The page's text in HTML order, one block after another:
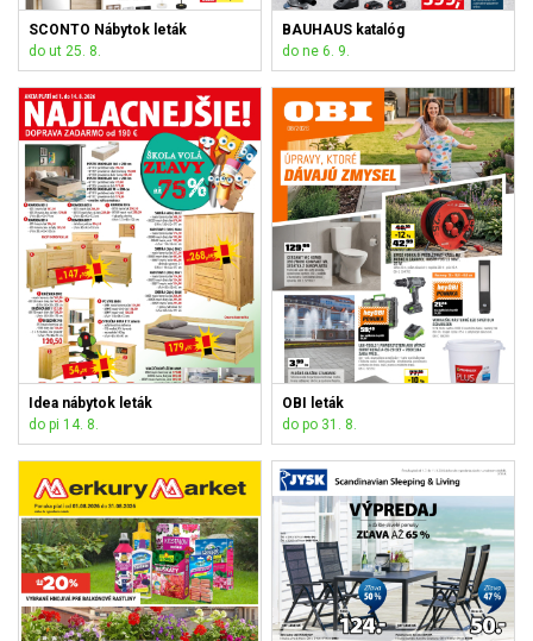
SCONTO Nábytok leták
do ut 25. 8.
BAUHAUS katalóg
do ne 6. 9.
Idea nábytok leták
do pi 14. 8.
OBI leták
do po 31. 8.